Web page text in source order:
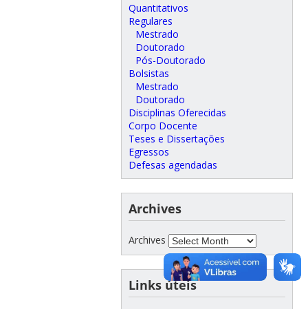
Quantitativos
Regulares
Mestrado
Doutorado
Pós-Doutorado
Bolsistas
Mestrado
Doutorado
Disciplinas Oferecidas
Corpo Docente
Teses e Dissertações
Egressos
Defesas agendadas
Archives
Archives
Links úteis